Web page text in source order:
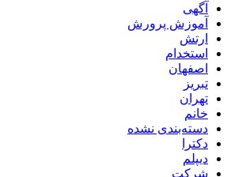
آگهی
آموزش پرورش
ارتش
استخدام
اصفهان
تبریز
تهران
خانم
دسته‌بندی نشده
دکترا
دیپلم
شرکت